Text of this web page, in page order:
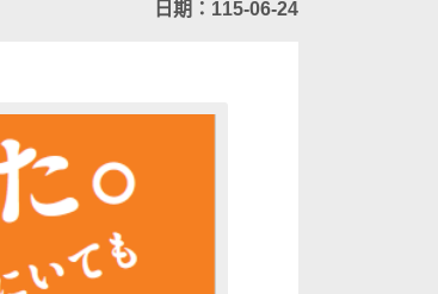
日期：115-06-24